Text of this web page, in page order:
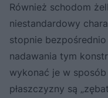
Również schodom
niestandardowy
stopnie
nadawania tym
wykonać je w
płaszczyzny są